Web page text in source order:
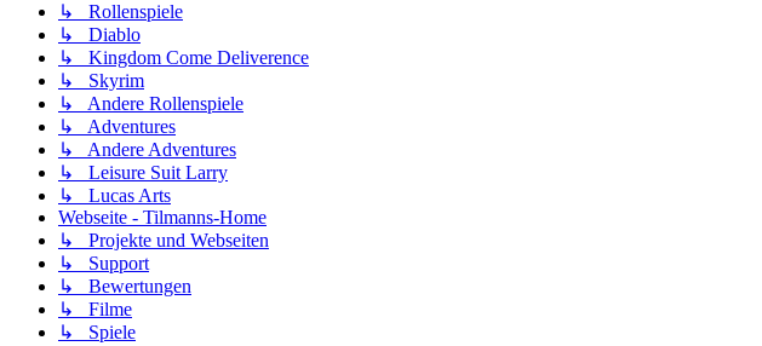
↳ Rollenspiele
↳ Diablo
↳ Kingdom Come Deliverence
↳ Skyrim
↳ Andere Rollenspiele
↳ Adventures
↳ Andere Adventures
↳ Leisure Suit Larry
↳ Lucas Arts
Webseite - Tilmanns-Home
↳ Projekte und Webseiten
↳ Support
↳ Bewertungen
↳ Filme
↳ Spiele